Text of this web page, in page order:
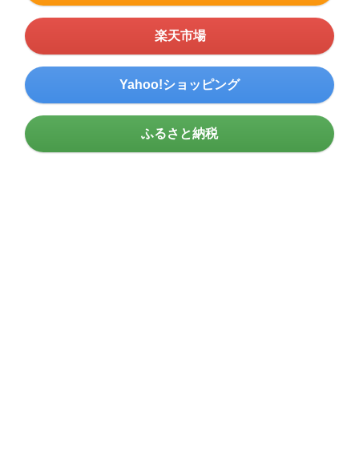
楽天市場
Yahoo!ショッピング
ふるさと納税